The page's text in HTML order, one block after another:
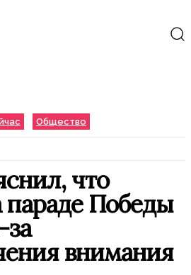
Общество
что
параде Победы
внимания